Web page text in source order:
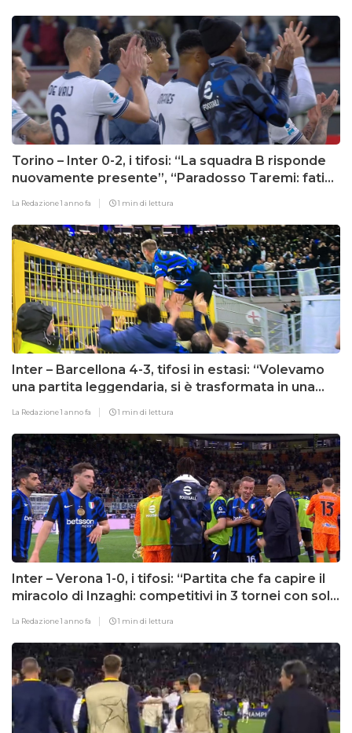
Torino – Inter 0-2, i tifosi: “La squadra B risponde
nuovamente presente”, “Paradosso Taremi: fatica
più in Serie A che in Champions”
La Redazione1 anno fa 1 min di lettura
Inter – Barcellona 4-3, tifosi in estasi: “Volevamo
una partita leggendaria, si è trasformata in una
La Redazione1 anno fa 1 min di lettura
Inter – Verona 1-0, i tifosi: “Partita che fa capire il
miracolo di Inzaghi: competitivi in 3 tornei con soli
La Redazione1 anno fa 1 min di lettura